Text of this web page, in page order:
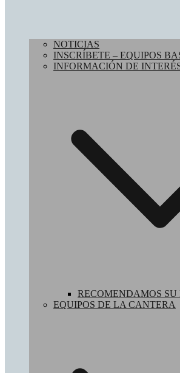
NOTICIAS
INSCRÍBETE – EQUIPOS
INFORMACIÓN DE
RECOMENDAMOS
EQUIPOS DE LA CANTERA